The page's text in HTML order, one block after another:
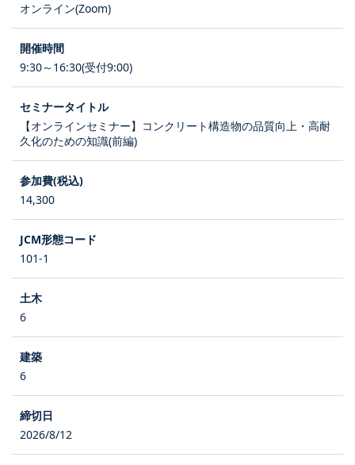
オンライン(Zoom)
9:30～16:30(受付9:00)
【オンラインセミナー】コンクリート構造物の品質向上・高耐
久化のための知識(前編)
14,300
101-1
6
6
2026/8/12